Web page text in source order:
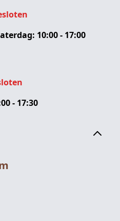
10:00 - 17:00
- 17:30